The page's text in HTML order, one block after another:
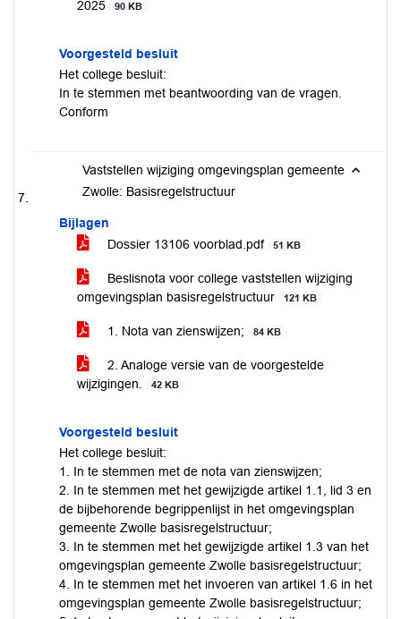
2025
90 KB
Voorgesteld besluit
Het college besluit:
In te stemmen met beantwoording van de vragen.
Conform
Vaststellen wijziging omgevingsplan gemeente
Zwolle: Basisregelstructuur
Bijlagen
Dossier 13106 voorblad.pdf
51 KB
Beslisnota voor college vaststellen wijziging
omgevingsplan basisregelstructuur
121 KB
1. Nota van zienswijzen; 84 KB
2. Analoge versie van de voorgestelde
wijzigingen.
42 KB
Voorgesteld besluit
Het college besluit:
1. In te stemmen met de nota van zienswijzen;
2. In te stemmen met het gewijzigde artikel 1.1, lid 3 en
de bijbehorende begrippenlijst in het omgevingsplan
gemeente Zwolle basisregelstructuur;
3. In te stemmen met het gewijzigde artikel 1.3 van het
omgevingsplan gemeente Zwolle basisregelstructuur;
4. In te stemmen met het invoeren van artikel 1.6 in het
omgevingsplan gemeente Zwolle basisregelstructuur;